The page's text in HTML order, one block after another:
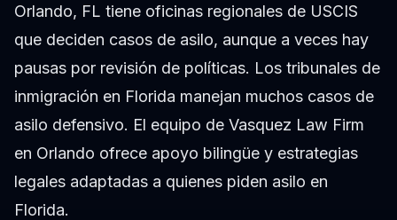
Orlando, FL tiene oficinas regionales de USCIS
que deciden casos de asilo, aunque a veces hay
pausas por revisión de políticas. Los tribunales de
inmigración en Florida manejan muchos casos de
asilo defensivo. El equipo de Vasquez Law Firm
en Orlando ofrece apoyo bilingüe y estrategias
legales adaptadas a quienes piden asilo en
Florida.